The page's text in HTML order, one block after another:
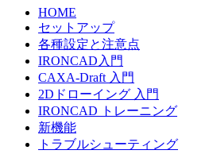
HOME
セットアップ
各種設定と注意点
IRONCAD入門
CAXA-Draft 入門
2Dドローイング 入門
IRONCAD トレーニング
新機能
トラブルシューティング